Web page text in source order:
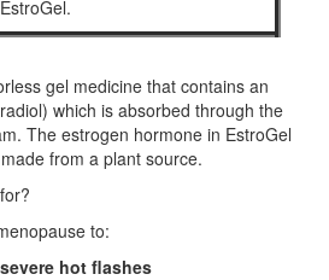
gel medicine that contains an
which is absorbed through the
The estrogen hormone in EstroGel
from a plant source.
to:
hot flashes